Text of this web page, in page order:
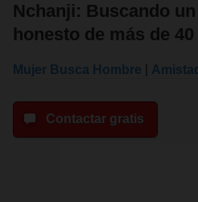
Nchanji: Buscando
honesto de más de
Mujer Busca Hombre
Contactar gratis